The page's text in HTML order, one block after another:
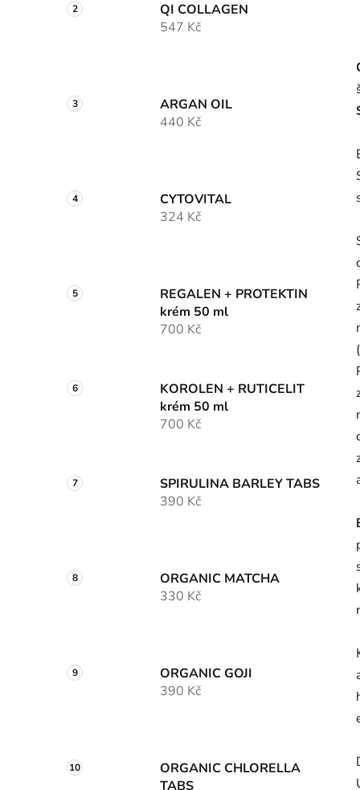
QI COLLAGEN
547 Kč
ARGAN OIL
440 Kč
CYTOVITAL
324 Kč
REGALEN + PROTEKTIN
krém 50 ml
700 Kč
KOROLEN + RUTICELIT
krém 50 ml
700 Kč
SPIRULINA BARLEY TABS
390 Kč
ORGANIC MATCHA
330 Kč
ORGANIC GOJI
390 Kč
ORGANIC CHLORELLA
TABS